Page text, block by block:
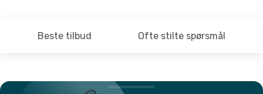
Beste tilbud Ofte stilte spørsmål